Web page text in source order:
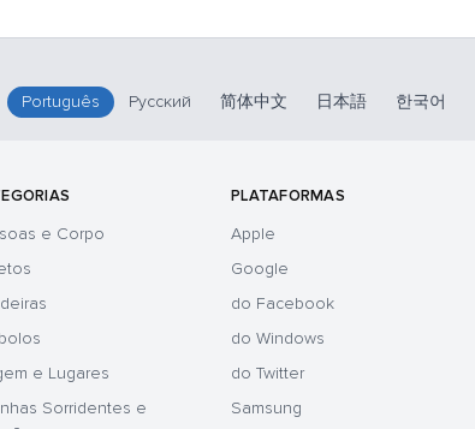
Português Русский 简体中文 日本語 한국어
e Corpo
e Lugares
Sorridentes e
PLATAFORMAS
Apple
Google
do Facebook
do Windows
do Twitter
Samsung